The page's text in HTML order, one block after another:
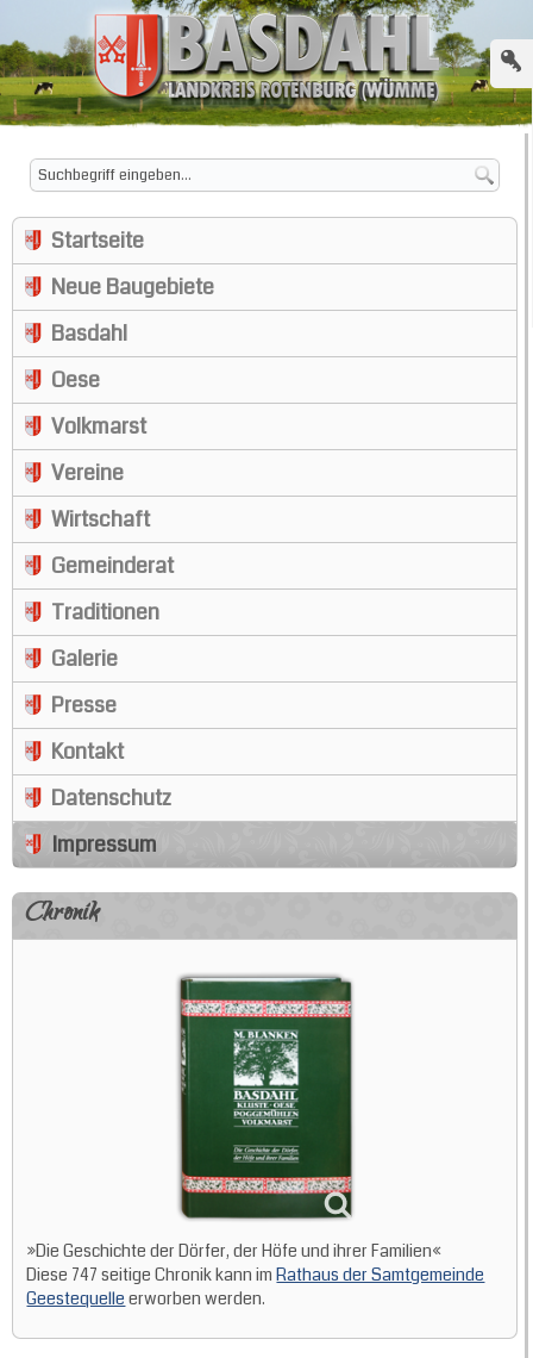
Startseite
Neue Baugebiete
Basdahl
Oese
Volkmarst
Vereine
Wirtschaft
Gemeinderat
Traditionen
Galerie
Presse
Kontakt
Datenschutz
Impressum
Chronik
»Die Geschichte der Dörfer, der Höfe und ihrer Familien«
Diese 747 seitige Chronik kann imRathaus der Samtgemeinde
Geestequelle erworben werden.